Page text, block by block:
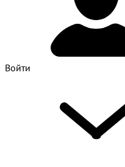
Войти